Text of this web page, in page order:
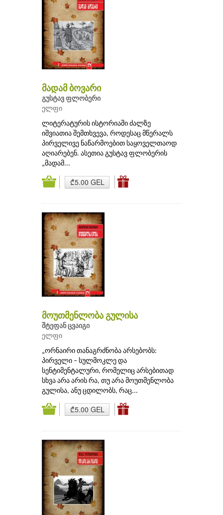
მადამ ბოვარი
გუსტავ ფლობერი
ელფი
ლიტერატურის ისტორიაში ძალზე
იშვიათია შემთხვევა, როდესაც მწერალს
პირველივე ნაწარმოებით საყოველთაოდ
აღიარებენ. ასეთია გუსტავ ფლობერის
„მადამ...
₾5.00 GEL
მოუთმენლობა გულისა
შტეფან ცვაიგი
ელფი
„ორნაირი თანაგრძნობა არსებობს:
პირველი – სულმოკლე და
სენტიმენტალური, რომელიც არსებითად
სხვა არა არის რა, თუ არა მოუთმენლობა
გულისა, ანუ ცდილობს, რაც...
₾5.00 GEL